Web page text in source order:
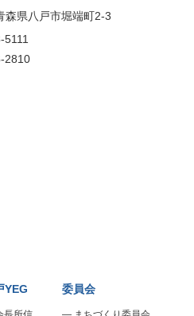
森県八戸市堀端町2-3
2810
YEG 委員会